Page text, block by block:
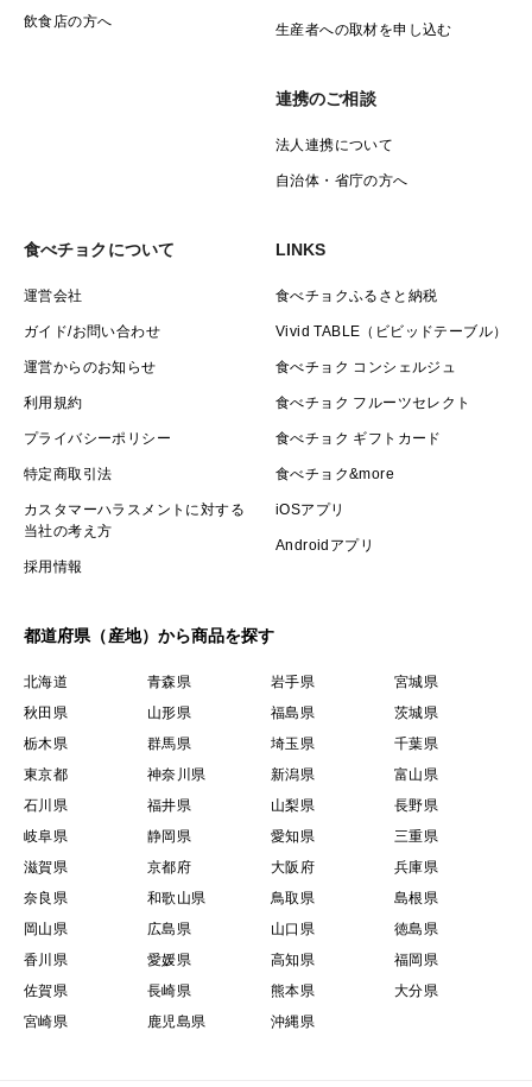
飲食店の方へ 生産者への取材を申し込む
連携のご相談
法人連携について
自治体・省庁の方へ
食べチョクについて
運営会社
ガイド/お問い合わせ
運営からのお知らせ
利用規約
プライバシーポリシー
特定商取引法
カスタマーハラスメントに対する
当社の考え方
採用情報
LINKS
食べチョクふるさと納税
Vivid TABLE（ビビッドテーブル）
食べチョク コンシェルジュ
食べチョク フルーツセレクト
食べチョク ギフトカード
食べチョク&more
iOSアプリ
Androidアプリ
都道府県（産地）から商品を探す
北海道 青森県 岩手県
宮城県
秋田県
山形県 福島県
茨城県
栃木県
群馬県 埼玉県
千葉県
東京都
神奈川県 新潟県
富山県
石川県
福井県 山梨県
長野県
岐阜県
静岡県 愛知県
三重県
滋賀県
京都府 大阪府
兵庫県
奈良県
和歌山県 鳥取県
島根県
岡山県
広島県 山口県
徳島県
香川県
愛媛県 高知県
福岡県
佐賀県
長崎県 熊本県
大分県
宮崎県
鹿児島県 沖縄県